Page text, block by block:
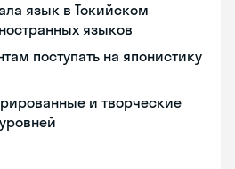
язык в Токийском
языков
поступать на японистику
и творческие